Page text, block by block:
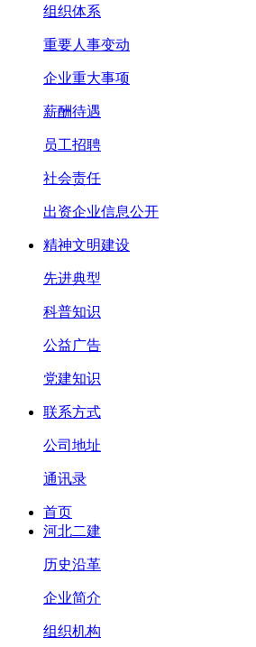
组织体系
重要人事变动
企业重大事项
薪酬待遇
员工招聘
社会责任
出资企业信息公开
精神文明建设
先进典型
科普知识
公益广告
党建知识
联系方式
公司地址
通讯录
首页
河北二建
历史沿革
企业简介
组织机构